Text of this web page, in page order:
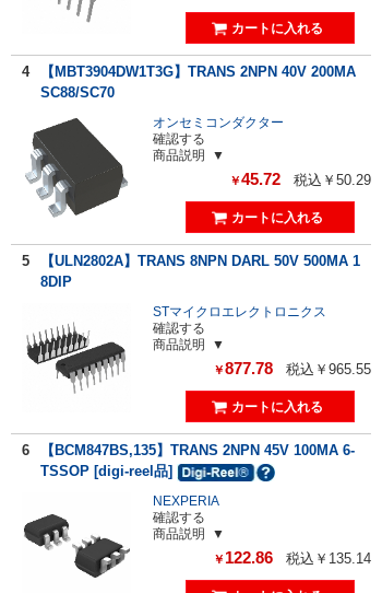
4
【MBT3904DW1T3G】TRANS 2NPN 40V 200MA
SC88/SC70
オンセミコンダクター
確認する
商品説明
￥45.72 税込￥50.29
5
【ULN2802A】TRANS 8NPN DARL 50V 500MA 1
8DIP
STマイクロエレクトロニクス
確認する
商品説明
￥877.78 税込￥965.55
6
【BCM847BS,135】TRANS 2NPN 45V 100MA 6-
TSSOP [digi-reel品]
NEXPERIA
確認する
商品説明
￥ 122.86 税込￥135.14